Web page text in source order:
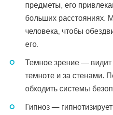
предметы, его
больших расстояниях.
человека, чтобы
его.
Темное зрение —
темноте и за стенами.
обходить системы
Гипноз —